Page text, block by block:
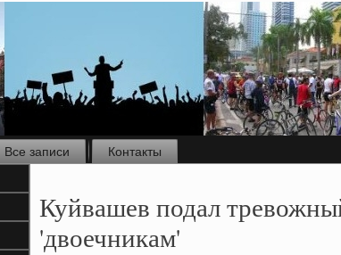
Все записи
Контакты
Куйвашев подал
'двоечникам'